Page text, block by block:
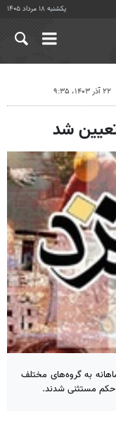
یکشنبه ۱۸ مرداد ۱۴۰۵
۲۲ آذر ۱۴۰۳، ۹:۳۵
شد
به گروه‌های مختلف
حکم مستثنی شدند.